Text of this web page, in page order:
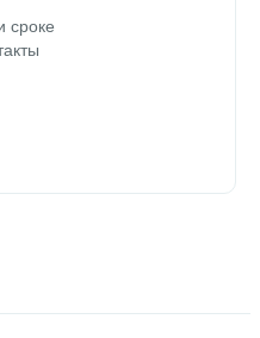
сроке